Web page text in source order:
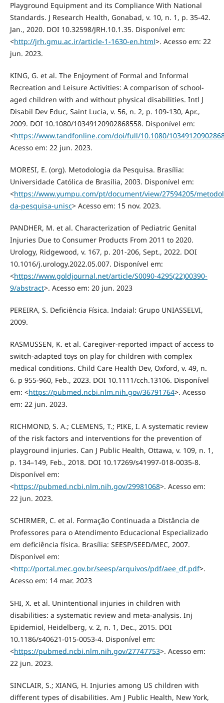
Playground Equipment and its Compliance With National
Standards. J Research Health, Gonabad, v. 10, n. 1, p. 35-42.
Jan., 2020. DOI 10.32598/JRH.10.1.35. Disponível em:
<http://jrh.gmu.ac.ir/article-1-1630-en.html>. Acesso em: 22
jun. 2023.
KING, G. et al. The Enjoyment of Formal and Informal
Recreation and Leisure Activities: A comparison of school‐
aged children with and without physical disabilities. Intl J
Disabil Dev Educ, Saint Lucia, v. 56, n. 2, p. 109-130, Apr.,
2009. DOI 10.1080/10349120902868558. Disponível em:
<https://www.tandfonline.com/doi/full/10.1080/
Acesso em: 22 jun. 2023.
MORESI, E. (org). Metodologia da Pesquisa. Brasília:
Universidade Católica de Brasília, 2003. Disponível em:
<https://www.yumpu.com/pt/document/view/27594205/
da-pesquisa-unisc> Acesso em: 15 nov. 2023.
PANDHER, M. et al. Characterization of Pediatric Genital
Injuries Due to Consumer Products From 2011 to 2020.
Urology, Ridgewood, v. 167, p. 201-206, Sept., 2022. DOI
10.1016/j.urology.2022.05.007. Disponível em:
<https://www.goldjournal.net/article/S0090-4295(22)00390-
9/abstract>. Acesso em: 20 jun. 2023
PEREIRA, S. Deficiência Física. Indaial: Grupo UNIASSELVI,
2009.
RASMUSSEN, K. et al. Caregiver-reported impact of access to
switch-adapted toys on play for children with complex
medical conditions. Child Care Health Dev, Oxford, v. 49, n.
6. p 955-960, Feb., 2023. DOI 10.1111/cch.13106. Disponível
em: <https://pubmed.ncbi.nlm.nih.gov/36791764>. Acesso
em: 22 jun. 2023.
RICHMOND, S. A.; CLEMENS, T.; PIKE, I. A systematic review
of the risk factors and interventions for the prevention of
playground injuries. Can J Public Health, Ottawa, v. 109, n. 1,
p. 134–149, Feb., 2018. DOI 10.17269/s41997-018-0035-8.
Disponível em:
<https://pubmed.ncbi.nlm.nih.gov/29981068>. Acesso em:
22 jun. 2023.
SCHIRMER, C. et al. Formação Continuada a Distância de
Professores para o Atendimento Educacional Especializado
em deficiência física. Brasília: SEESP/SEED/MEC, 2007.
Disponível em:
<http://portal.mec.gov.br/seesp/arquivos/pdf/aee_df.pdf>.
Acesso em: 14 mar. 2023
SHI, X. et al. Unintentional injuries in children with
disabilities: a systematic review and meta-analysis. Inj
Epidemiol, Heidelberg, v. 2, n. 1, Dec., 2015. DOI
10.1186/s40621-015-0053-4. Disponível em:
<https://pubmed.ncbi.nlm.nih.gov/27747753>. Acesso em:
22 jun. 2023.
SINCLAIR, S.; XIANG, H. Injuries among US children with
different types of disabilities. Am J Public Health, New York,